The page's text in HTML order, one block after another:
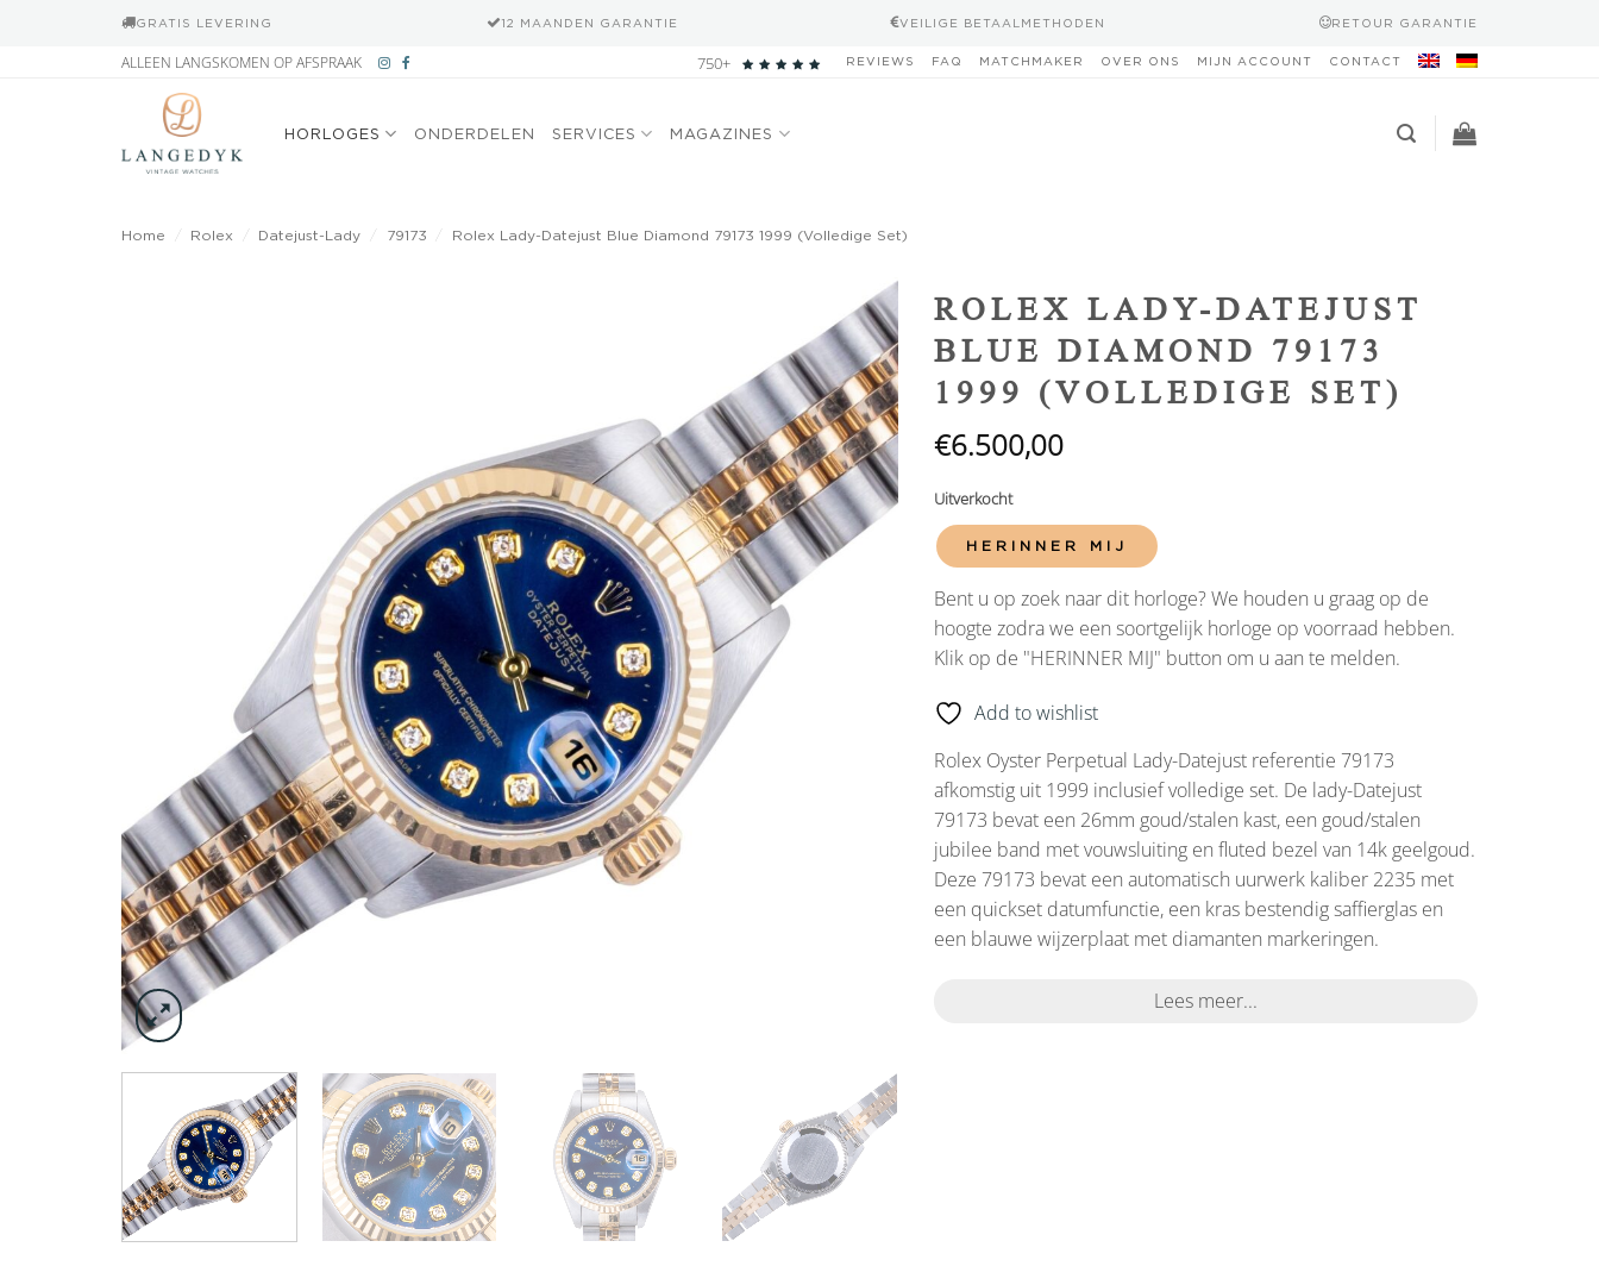
GRATIS LEVERING 12 MAANDEN GARANTIE VEILIGE BETAALMETHODEN RETOUR GARANTIE
ALLEEN LANGSKOMEN OP AFSPRAAK 750+ REVIEWS FAQ MATCHMAKER OVER ONS MIJN ACCOUNT CONTACT
HORLOGES ONDERDELEN SERVICES MAGAZINES
Home Rolex Datejust-Lady 79173 Rolex Lady-Datejust Blue Diamond 79173 1999 (Volledige Set)
Add to
wishlist
ROLEX LADY-DATEJUST
BLUE DIAMOND 79173
1999 (VOLLEDIGE SET)
€6.500,00
Uitverkocht
HERINNER MIJ
Bent u op zoek naar dit horloge? We houden u graag op de
hoogte zodra we een soortgelijk horloge op voorraad hebben.
Klik op de "HERINNER MIJ" button om u aan te melden.
Add to wishlist
Rolex Oyster Perpetual Lady-Datejust referentie 79173
afkomstig uit 1999 inclusief volledige set. De lady-Datejust
79173 bevat een 26mm goud/stalen kast, een goud/stalen
jubilee band met vouwsluiting en fluted bezel van 14k geelgoud.
Deze 79173 bevat een automatisch uurwerk kaliber 2235 met
een quickset datumfunctie, een kras bestendig saffierglas en
een blauwe wijzerplaat met diamanten markeringen.
Lees meer...